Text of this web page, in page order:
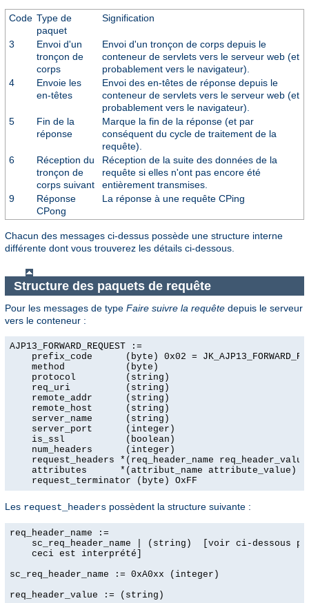
Code Type de
paquet
Signification
3
Envoi d'un
tronçon de
corps
Envoi d'un tronçon de corps depuis le
conteneur de servlets vers le serveur web (et
probablement vers le navigateur).
4
Envoie les
en-têtes
Envoi des en-têtes de réponse depuis le
conteneur de servlets vers le serveur web (et
probablement vers le navigateur).
5
Fin de la
réponse
Marque la fin de la réponse (et par
conséquent du cycle de traitement de la
requête).
6
Réception du
tronçon de
corps suivant
Réception de la suite des données de la
requête si elles n'ont pas encore été
entièrement transmises.
9
Réponse
CPong
La réponse à une requête CPing
Chacun des messages ci-dessus possède une structure interne
différente dont vous trouverez les détails ci-dessous.
Structure des paquets de requête
Pour les messages de type Faire suivre la requête depuis le serveur
vers le conteneur :
AJP13_FORWARD_REQUEST :=
prefix_code      (byte) 0x02 =
    method           (byte)
    protocol         (string)
    req_uri          (string)
    remote_addr      (string)
    remote_host      (string)
    server_name      (string)
    server_port      (integer)
    is_ssl           (boolean)
    num_headers      (integer)
request_headers *(req_header_name
    attributes      *(attribut_name attribute_value)
    request_terminator (byte) OxFF
Les request_headers possèdent la structure suivante :
req_header_name :=
sc_req_header_name | (string)  [voir ci-dessous
    ceci est interprété]
sc_req_header_name := 0xA0xx (integer)
req_header_value := (string)